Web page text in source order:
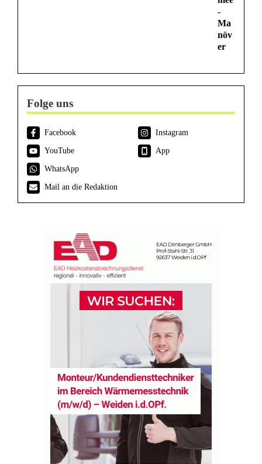
-
Ma
növ
er
Folge uns
Facebook
Instagram
YouTube
App
WhatsApp
Mail an die Redaktion